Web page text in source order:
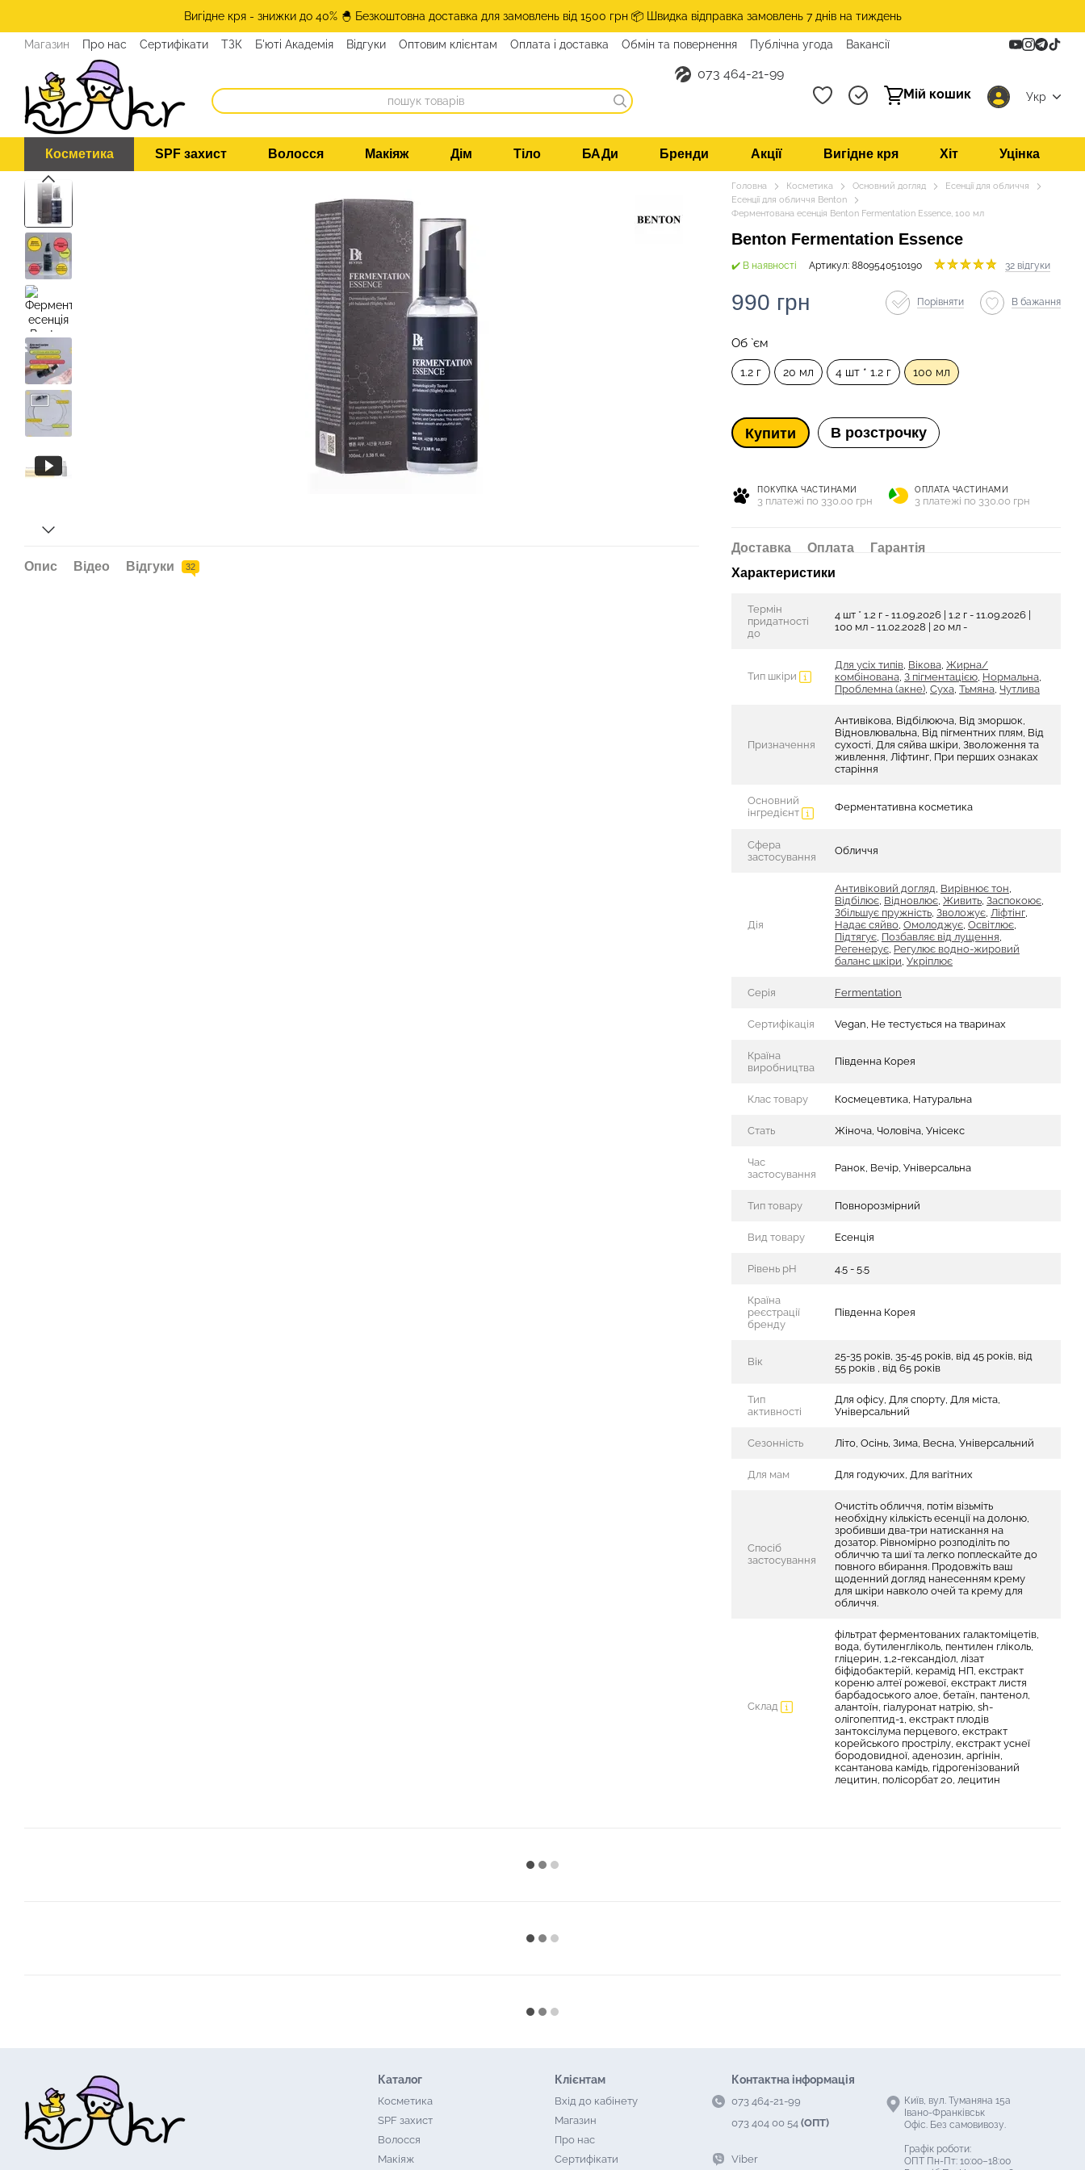
Перейти до основного контентуВигідне кря - знижки до 40% 🐣 Безкоштовна доставка для замовлень від 1500 грн 📦 Швидка відправка замовлень 7 днів на тиждень
Магазин Про нас Сертифікати ТЗК Б'юті Академія Відгуки Оптовим клієнтам Оплата і доставка Обмін та повернення Публічна угода
Вакансії
Програма лояльності
073 464-21-99
Мій кошик
Укр
Косметика SPF захист Волосся Макіяж Дім Тіло БАДи Бренди Акції Вигідне кря Хіт Уцінка
Опис Відео Відгуки 32
Головна Косметика Основний догляд
Есенції для обличчя
Есенції для обличчя Benton
Ферментована есенція Benton Fermentation Essence, 100 мл
Benton Fermentation Essence
✔️ В наявності Артикул: 8809540510190 32 відгуки
990 грн Порівняти В бажання
Об `єм
1.2 г 20 мл 4 шт * 1.2 г 100 мл
Купити В розстрочку
ПОКУПКА ЧАСТИНАМИ
3 платежі по 330.00 грн
ОПЛАТА ЧАСТИНАМИ
3 платежі по 330.00 грн
Доставка Оплата
Гарантія
Характеристики
Термін
придатності
до
4 шт * 1.2 г - 11.09.2026 | 1.2 г - 11.09.2026 |
100 мл - 11.02.2028 | 20 мл -
Тип шкіри
Для усіх типів, Вікова, Жирна/
комбінована, З пігментацією, Нормальна,
Проблемна (акне), Суха, Тьмяна, Чутлива
Призначення
Антивікова, Відбілююча, Від зморшок,
Відновлювальна, Від пігментних плям, Від
сухості, Для сяйва шкіри, Зволоження та
живлення, Ліфтинг, При перших ознаках
старіння
Основний
інгредієнт
Ферментативна косметика
Сфера
застосування
Обличчя
Дія
Антивіковий догляд, Вирівнює тон,
Відбілює, Відновлює, Живить, Заспокоює,
Збільшує пружність, Зволожує, Ліфтінг,
Надає сяйво, Омолоджує, Освітлює,
Підтягує, Позбавляє від лущення,
Регенерує, Регулює водно-жировий
баланс шкіри, Укріплює
Серія Fermentation
Сертифікація Vegan, Не тестується на тваринах
Країна
виробництва
Південна Корея
Клас товару Космецевтика, Натуральна
Стать Жіноча, Чоловіча, Унісекс
Час
застосування
Ранок, Вечір, Універсальна
Тип товару Повнорозмірний
Вид товару Есенція
Рівень рН 4.5 - 5.5
Країна
реєстрації
бренду
Південна Корея
Вік
25-35 років, 35-45 років, від 45 років, від
55 років , від 65 років
Тип
активності
Для офісу, Для спорту, Для міста,
Універсальний
Сезонність Літо, Осінь, Зима, Весна, Універсальний
Для мам Для годуючих, Для вагітних
Спосіб
застосування
Очистіть обличчя, потім візьміть
необхідну кількість есенції на долоню,
зробивши два-три натискання на
дозатор. Рівномірно розподіліть по
обличчю та шиї та легко поплескайте до
повного вбирання. Продовжіть ваш
щоденний догляд нанесенням крему
для шкіри навколо очей та крему для
обличчя.
Склад
фільтрат ферментованих галактоміцетів,
вода, бутиленгліколь, пентилен гліколь,
гліцерин, 1,2-гександіол, лізат
біфідобактерій, керамід НП, екстракт
кореню алтеї рожевої, екстракт листя
барбадоського алое, бетаїн, пантенол,
алантоїн, гіалуронат натрію, sh-
олігопептид-1, екстракт плодів
зантоксілума перцевого, екстракт
корейського прострілу, екстракт уснеї
бородовидної, аденозин, аргінін,
ксантанова камідь, гідрогенізований
лецитин, полісорбат 20, лецитин
Каталог
Косметика
SPF захист
Волосся
Макіяж
Клієнтам
Вхід до кабінету
Магазин
Про нас
Сертифікати
Контактна інформація
073 464-21-99
073 404 00 54 (ОПТ)
Viber
Київ, вул. Туманяна 15а
Івано-Франківськ
Офіс. Без самовивозу.
Графік роботи:
ОПТ Пн-Пт: 10:00–18:00